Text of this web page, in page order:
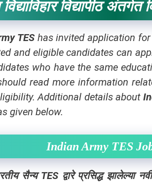
विद्याविहार विद्यापीठ
TES has invited application
and eligible candidates can
who have the same
read more information
Additional details about
given below.
Indian Army TES
TES द्वारे प्रसिद्ध झालेल्या